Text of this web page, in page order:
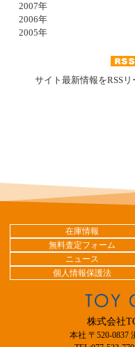
2007年
2006年
2005年
サイト最新情報をRSS
在庫情報
無料査定フォーム
ニュース
個人情報保護法
株式会社
本社 〒520-0837